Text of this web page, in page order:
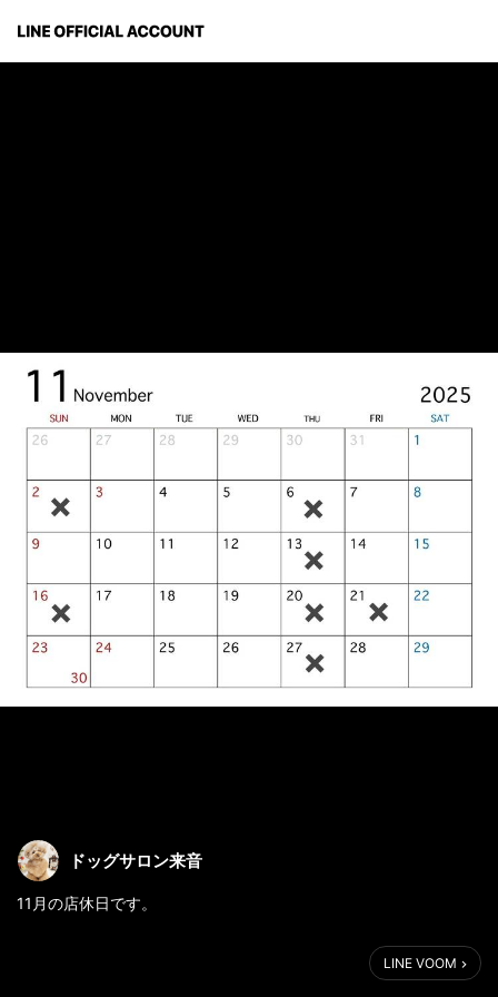
ドッグサロン来音
11月の店休日です。
LINE VOOM